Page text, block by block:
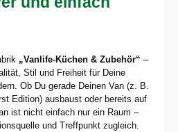
„Vanlife-Küchen & Zubehör“ –
Stil und Freiheit für Deine
Ob Du gerade Deinen Van (z. B.
Edition) ausbaust oder bereits auf
ist nicht einfach nur ein Raum –
und Treffpunkt zugleich.